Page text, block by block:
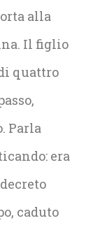
alla
Il figlio
quattro
Parla
era
caduto